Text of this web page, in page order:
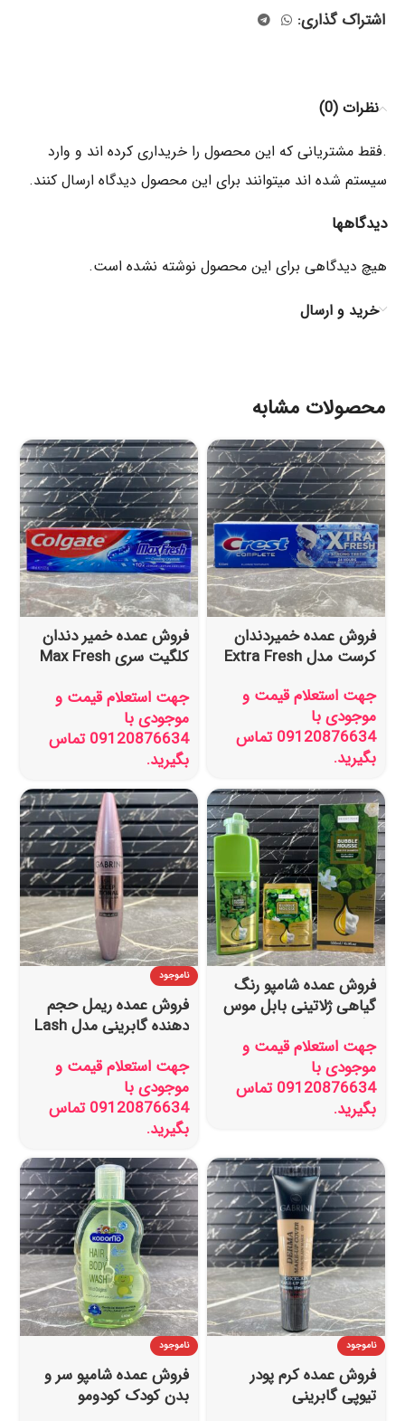
اشتراک گذاری:
نظرات (0)
دیدگاهها
هیچ دیدگاهی برای این محصول نوشته نشده است.
.فقط مشتریانی که این محصول را خریداری کرده اند و وارد
سیستم شده اند میتوانند برای این محصول دیدگاه ارسال کنند.
خرید و ارسال
محصولات مشابه
فروش عمده خمیردندان
کرست مدل Extra Fresh
جهت استعلام قیمت و
موجودی با
09120876634 تماس
بگیرید.
فروش عمده خمیر دندان
کلگیت سری Max Fresh
جهت استعلام قیمت و
موجودی با
09120876634 تماس
بگیرید.
فروش عمده شامپو رنگ
گیاهی ژلاتینی بابل موس
دار
جهت استعلام قیمت و
موجودی با
09120876634 تماس
بگیرید.
ناموجود
فروش عمده ریمل حجم
دهنده گابرینی مدل Lash
جهت استعلام قیمت و
موجودی با
09120876634 تماس
بگیرید.
ناموجود
فروش عمده کرم پودر
تیوپی گابرینی
ناموجود
فروش عمده شامپو سر و
بدن کودک کودومو